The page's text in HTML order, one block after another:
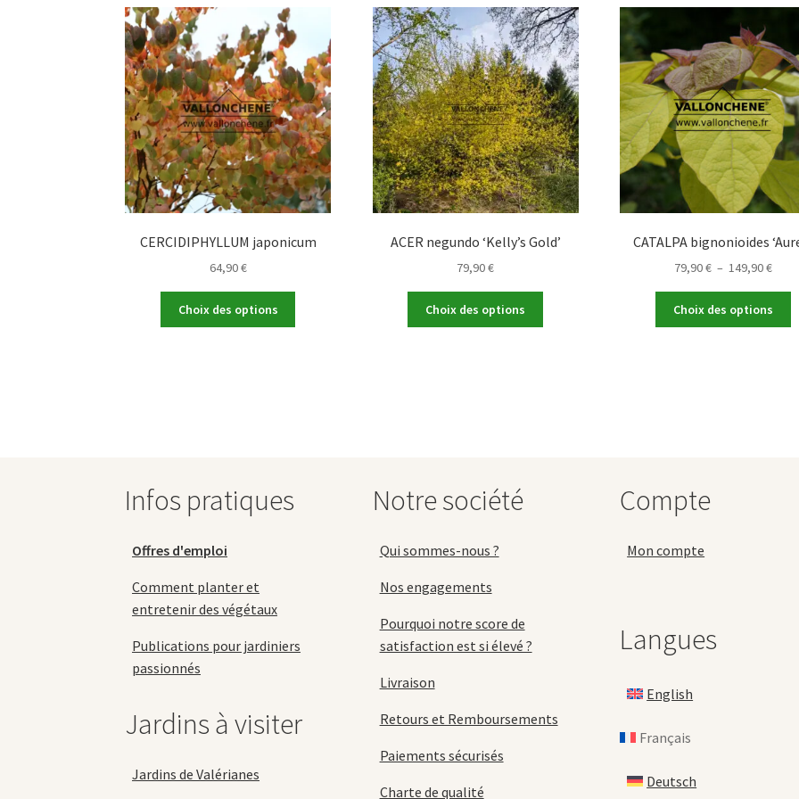
CERCIDIPHYLLUM japonicum
64,90€
Choix des options
ACER negundo ‘Kelly’s Gold’
79,90€
Choix des options
CATALPA bignonioides
79,90€ – 149,90€Plage
prix :
79,90
Choix des options
Infos pratiques
Offres d'emploi
Comment planter et
entretenir des végétaux
Publications pour jardiniers
passionnés
Jardins à visiter
Jardins de Valérianes
Notre société
Qui sommes-nous ?
Nos engagements
Pourquoi notre score de
satisfaction est si élevé ?
Livraison
Retours et Remboursements
Paiements sécurisés
Charte de qualité
Compte
Mon compte
Langues
English
Français
Deutsch